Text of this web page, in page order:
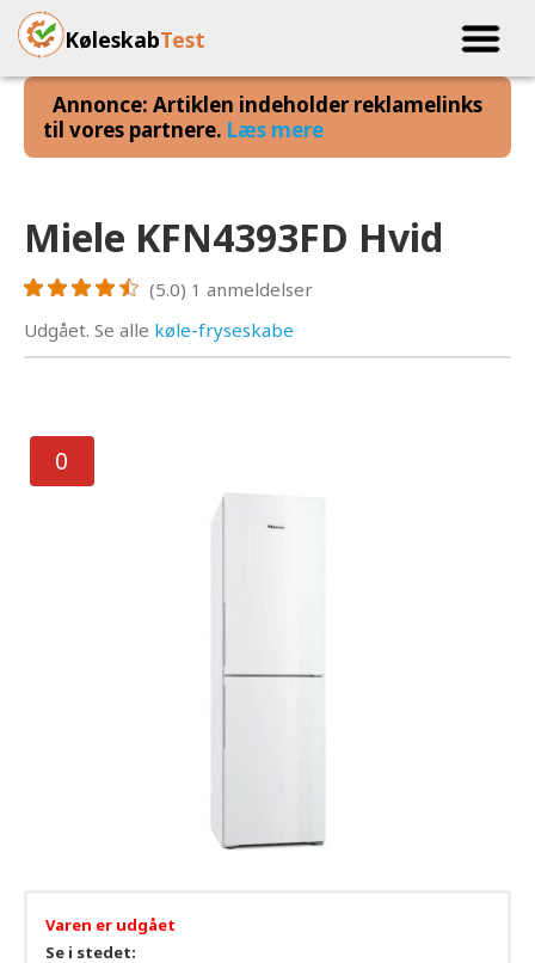
KøleskabTest
Annonce: Artiklen indeholder reklamelinks
til vores partnere. Læs mere
Miele KFN4393FD Hvid
(5.0) 1 anmeldelser
Udgået. Se alle køle-fryseskabe
0
Varen er udgået
Se i stedet: